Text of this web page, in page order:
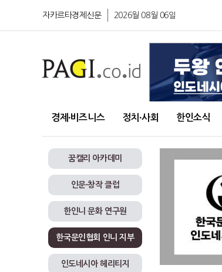
자카르타경제신문 2026월 08월 06일
경제∙비즈니스 정치∙사회 한인소식
꿈캘리 아카데미
인문∙창작 클럽
한인니 문화 연구원
한국문인협회 인니 지부
인도네시아 헤리티지